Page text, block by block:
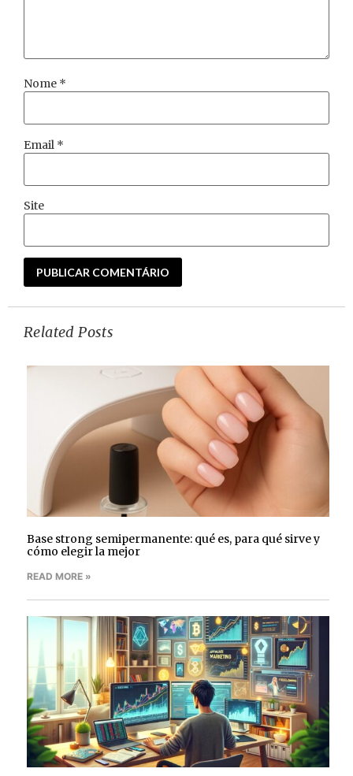
Nome *
Email *
Site
Related Posts
Base strong semipermanente: qué es, para qué sirve y
cómo elegir la mejor
READ MORE »